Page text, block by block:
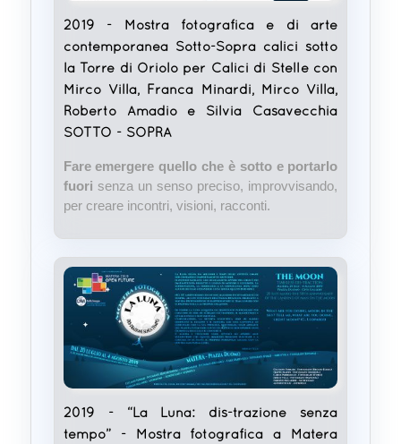
2019 - Mostra fotografica e di arte
contemporanea Sotto-Sopra calici sotto
la Torre di Oriolo per Calici di Stelle con
Mirco Villa, Franca Minardi, Mirco Villa,
Roberto Amadio e Silvia Casavecchia
SOTTO - SOPRA
Fare emergere quello che è sotto e portarlo
fuori senza un senso preciso, improvvisando,
per creare incontri, visioni, racconti.
2019 - “La Luna: dis-trazione senza
tempo” - Mostra fotografica a Matera